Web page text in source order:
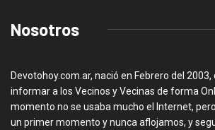
Nosotros
Devotohoy.com.ar, nació en Febrero del 2003,
informar a los Vecinos y Vecinas de forma
momento no se usaba mucho el Internet,
un primer momento y nunca aflojamos, y